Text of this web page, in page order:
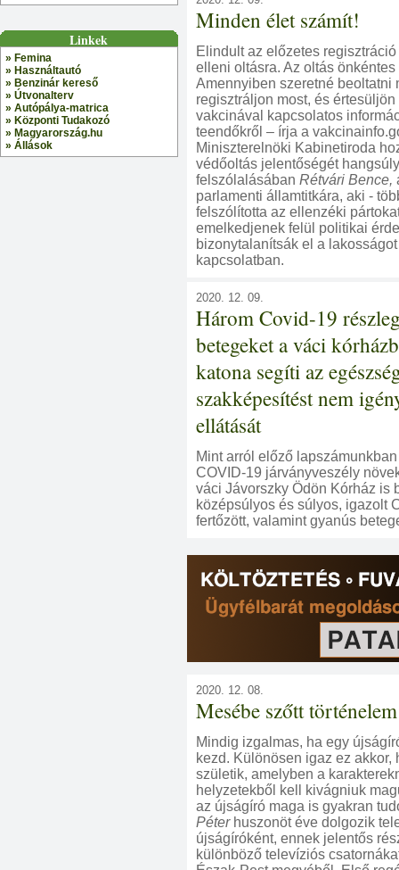
Linkek
» Femina
» Használtautó
» Benzinár kereső
» Útvonalterv
» Autópálya-matrica
» Központi Tudakozó
» Magyarország.hu
» Állások
Minden élet számít!
Elindult az előzetes
elleni oltásra. Az oltás
Amennyiben szeretné beoltatni
regisztráljon most, és
vakcinával kapcsolatos
teendőkről – írja a
Miniszterelnöki Kabinetiroda
védőoltás jelentőségét
felszólalásában Rétvári Bence,
parlamenti államtitkára, aki -
felszólította az ellenzéki
emelkedjenek felül politikai
bizonytalanítsák el a
kapcsolatban.
2020. 12. 09.
Három Covid-19
betegeket a váci
katona segíti az
szakképesítést nem
ellátását
Mint arról előző
COVID-19 járványveszély
váci Jávorszky Ödön Kórház is
középsúlyos és súlyos, igazolt
fertőzött, valamint gyanús
2020. 12. 08.
Mesébe szőtt történelem
Mindig izgalmas, ha egy
kezd. Különösen igaz ez akkor,
születik, amelyben a
helyzetekből kell kivágniuk
az újságíró maga is gyakran
Péterhuszonöt éve dolgozik
újságíróként, ennek jelentős
különböző televíziós